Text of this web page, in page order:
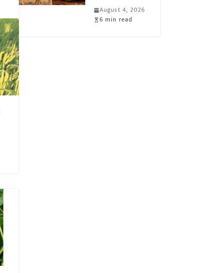
August 4, 2026
6 min read